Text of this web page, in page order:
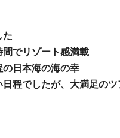
た
でリゾート感満載
日本海の海の幸
程でしたが、大満足のツ